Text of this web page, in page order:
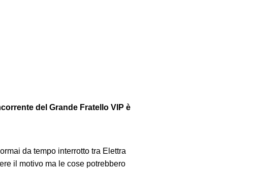
del Grande Fratello VIP è
da tempo interrotto tra Elettra
il motivo ma le cose potrebbero